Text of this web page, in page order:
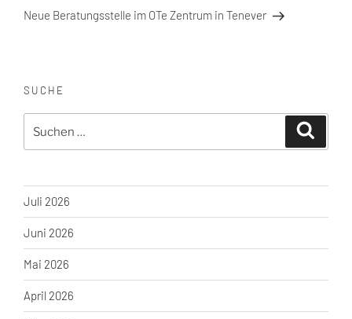
Beitrag
Neue Beratungsstelle im OTe Zentrum in Tenever
SUCHE
nach:
Juli 2026
Juni 2026
Mai 2026
April 2026